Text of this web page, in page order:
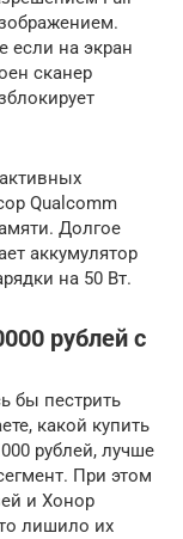
если на экран
сканер
Qualcomm
Долгое
аккумулятор
на 50 Вт.
рублей с
бы пестрить
какой купить
рублей, лучше
При этом
и Хонор
лишило их